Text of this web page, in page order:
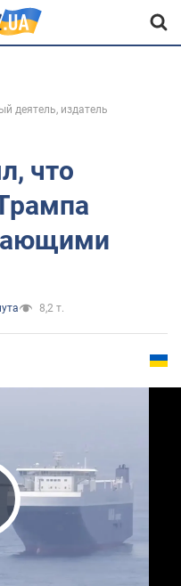
деятель, издатель
что
8,2 т.
Video